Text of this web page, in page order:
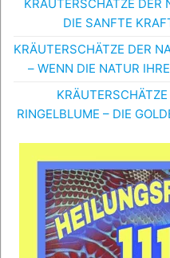
KRÄUTERSCHÄTZE DER
DIE SANFTE
KRÄUTERSCHÄTZE DER
– WENN DIE NATUR
RINGELBLUME – DIE